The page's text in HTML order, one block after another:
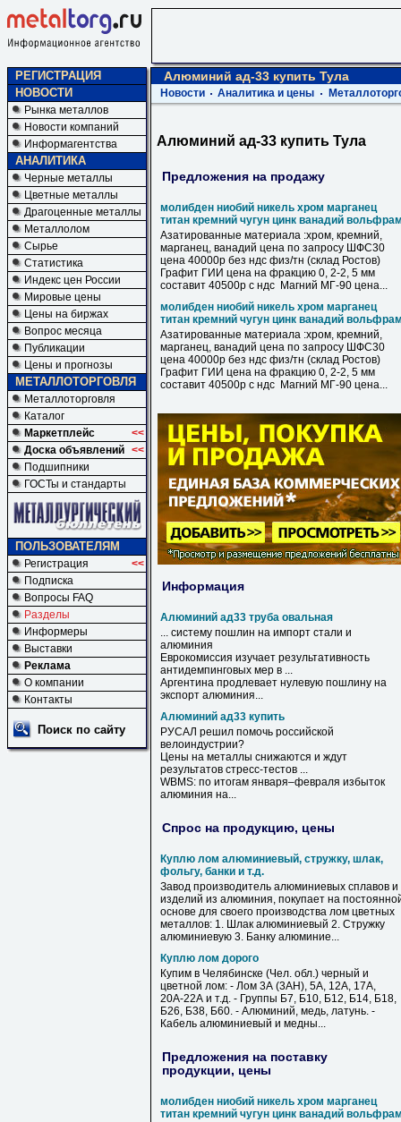
РЕГИСТРАЦИЯ
НОВОСТИ
Рынка металлов
Новости компаний
Информагентства
АНАЛИТИКА
Черные металлы
Цветные металлы
Драгоценные металлы
Металлолом
Сырье
Статистика
Индекс цен России
Мировые цены
Цены на биржах
Вопрос месяца
Публикации
Цены и прогнозы
МЕТАЛЛОТОРГОВЛЯ
Металлоторговля
Каталог
Маркетплейс
<<
Доска объявлений <<
Подшипники
ГОСТы и стандарты
ПОЛЬЗОВАТЕЛЯМ
Регистрация
<<
Подписка
Вопросы FAQ
Разделы
Информеры
Выставки
Реклама
О компании
Контакты
Поиск по сайту
Алюминий ад-33 купить Тула
Новости Аналитика и цены
Алюминий ад-33 купить Тула
Предложения на продажу
молибден ниобий никель хром марганец
титан кремний чугун цинк ванадий
Азатированные материала :хром, кремний,
марганец, ванадий цена по запросу ШФС30
цена 40000р без ндс физ/тн (склад Ростов)
Графит ГИИ цена на фракцию 0, 2-2, 5 мм
составит 40500р с ндс Магний МГ-90 цена...
молибден ниобий никель хром марганец
титан кремний чугун цинк ванадий
Азатированные материала :хром, кремний,
марганец, ванадий цена по запросу ШФС30
цена 40000р без ндс физ/тн (склад Ростов)
Графит ГИИ цена на фракцию 0, 2-2, 5 мм
составит 40500р с ндс Магний МГ-90 цена...
Информация
Алюминий ад33 труба овальная
... систему пошлин на импорт стали и
алюминия
Еврокомиссия изучает результативность
антидемпинговых мер в ...
Аргентина продлевает нулевую пошлину на
экспорт алюминия...
Алюминий ад33 купить
РУСАЛ решил помочь российской
велоиндустрии?
Цены на металлы снижаются и ждут
результатов стресс-тестов ...
WBMS: по итогам января–февраля избыток
алюминия на...
Спрос на продукцию, цены
Куплю лом алюминиевый, стружку, шлак,
фольгу, банки и т.д.
Завод производитель алюминиевых сплавов и
изделий из алюминия, покупает на
основе для своего производства лом цветных
металлов: 1. Шлак алюминиевый 2. Стружку
алюминиевую 3. Банку алюминие...
Куплю лом дорого
Купим в Челябинске (Чел. обл.) черный и
цветной лом: - Лом 3А (3АН), 5А, 12А, 17А,
20А-22А и т.д. - Группы Б7, Б10, Б12, Б14, Б18,
Б26, Б38, Б60. - Алюминий, медь, латунь. -
Кабель алюминиевый и медны...
Предложения на поставку
продукции, цены
молибден ниобий никель хром марганец
титан кремний чугун цинк ванадий